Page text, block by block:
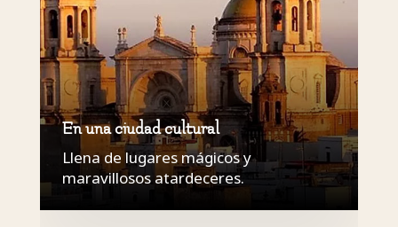
En una ciudad cultural
Llena de lugares mágicos y
maravillosos atardeceres.